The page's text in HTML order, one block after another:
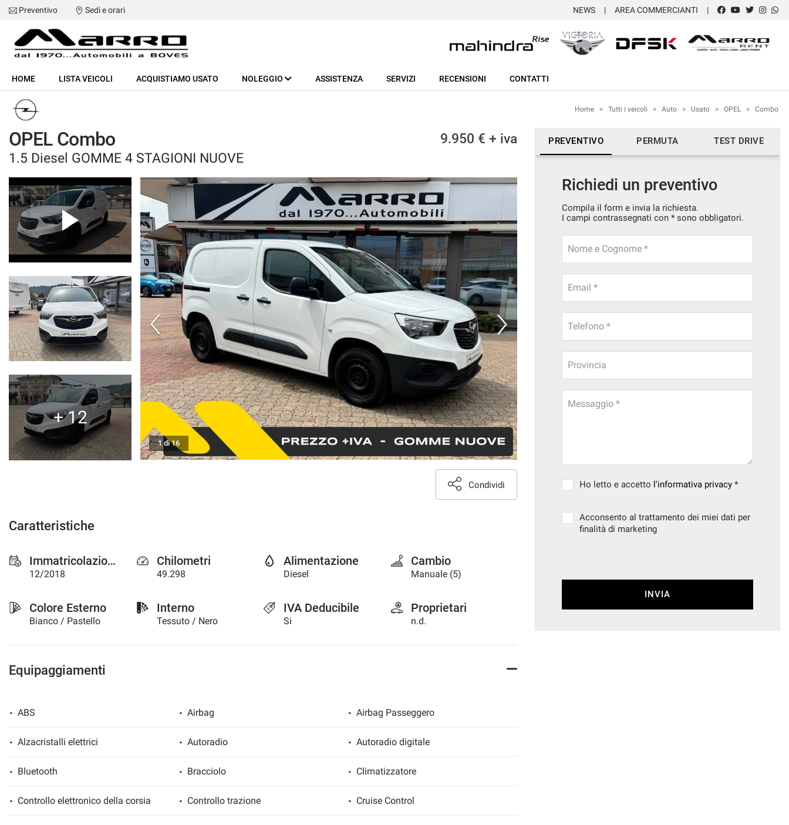
HOME
LISTA VEICOLI
ACQUISTIAMO USATO
NOLEGGIO
ASSISTENZA
SERVIZI
RECENSIONI
CONTATTI
NEWS
AREA COMMERCIANTI
Preventivo Sedi e orari NEWS AREA COMMERCIANTI
HOME LISTA VEICOLI ACQUISTIAMO USATO NOLEGGIO ASSISTENZA SERVIZI RECENSIONI CONTATTI
Home > Tutti i veicoli > Auto > Usato > OPEL > Combo
OPEL Combo
1.5 Diesel GOMME 4 STAGIONI NUOVE
9.950 € + iva
+ 12
1 di 16
Condividi
Caratteristiche
Immatricolazione
12/2018
Chilometri
49.298
Alimentazione
Diesel
Cambio
Manuale (5)
Colore Esterno
Bianco / Pastello
Interno
Tessuto / Nero
IVA Deducibile
Si
Proprietari
n.d.
Equipaggiamenti
ABS Airbag Airbag Passeggero
Alzacristalli elettrici Autoradio Autoradio digitale
Bluetooth Bracciolo Climatizzatore
Controllo elettronico della corsia Controllo trazione Cruise Control
PREVENTIVO PERMUTA TEST DRIVE
Richiedi un preventivo
Compila il form e invia la richiesta.
I campi contrassegnati con * sono obbligatori.
Nome e Cognome *
Email *
Telefono *
Provincia
Messaggio *
Ho letto e accetto l'informativa privacy *
Acconsento al trattamento dei miei dati per
finalità di marketing
INVIA